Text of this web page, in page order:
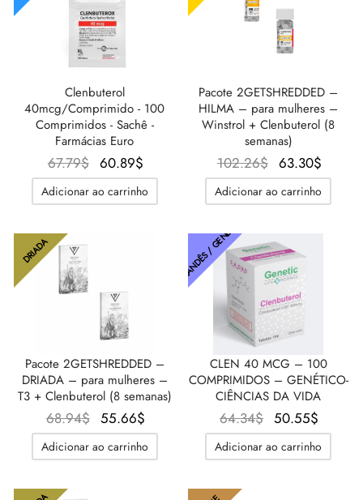
Clenbuterol
40mcg/Comprimido - 100
Comprimidos - Sachê -
Farmácias Euro
67.79$
O
preço
original
60.89$
preço
atual é:
Adicionar ao carrinho
Pacote 2GETSHREDDED –
HILMA – para mulheres –
Winstrol + Clenbuterol (8
semanas)
102.26$ O preço
original
era:
63.30$
preço
atual
Adicionar ao carrinho
DRIADA
Pacote 2GETSHREDDED –
DRIADA – para mulheres –
T3 + Clenbuterol (8 semanas)
68.94$
O
preço
original
55.66$
atual é:
55.66$.
Adicionar ao carrinho
TAILANDÊS / GENÉTICO
CLEN 40 MCG – 100
COMPRIMIDOS – GENÉTICO-
CIÊNCIAS DA VIDA
64.34$
O
preço
original
50.55$
atual
Adicionar ao carrinho